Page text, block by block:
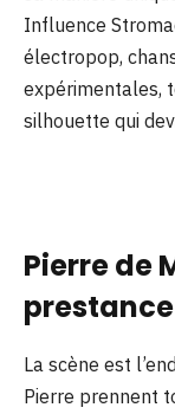
Influence
électropop,
expérimentales,
silhouette qui
Pierre de
La scène est
Pierre prennent